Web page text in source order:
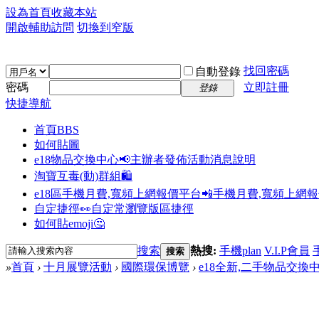
設為首頁收藏本站
開啟輔助訪問 切換到窄版
自動登錄 找回密碼
密碼
登錄
立即註冊
快捷導航
首頁BBS
如何貼圖
e18物品交換中心📢主辦者發佈活動消息說明
淘寶互毒(動)群組🛍️
e18區手機月費,寬頻上網報價平台📲手機月費,寬頻上網
自定捷徑👀自定常瀏覽版區捷徑
如何貼emoji🤔
搜索 搜索 熱搜: 手機plan V.I.P會員
»首頁 › 十月展覽活動 › 國際環保博覽 › e18全新,二手物品交換